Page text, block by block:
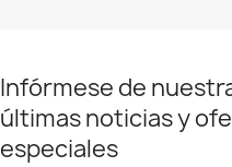
Infórmese de
últimas noticias y
especiales